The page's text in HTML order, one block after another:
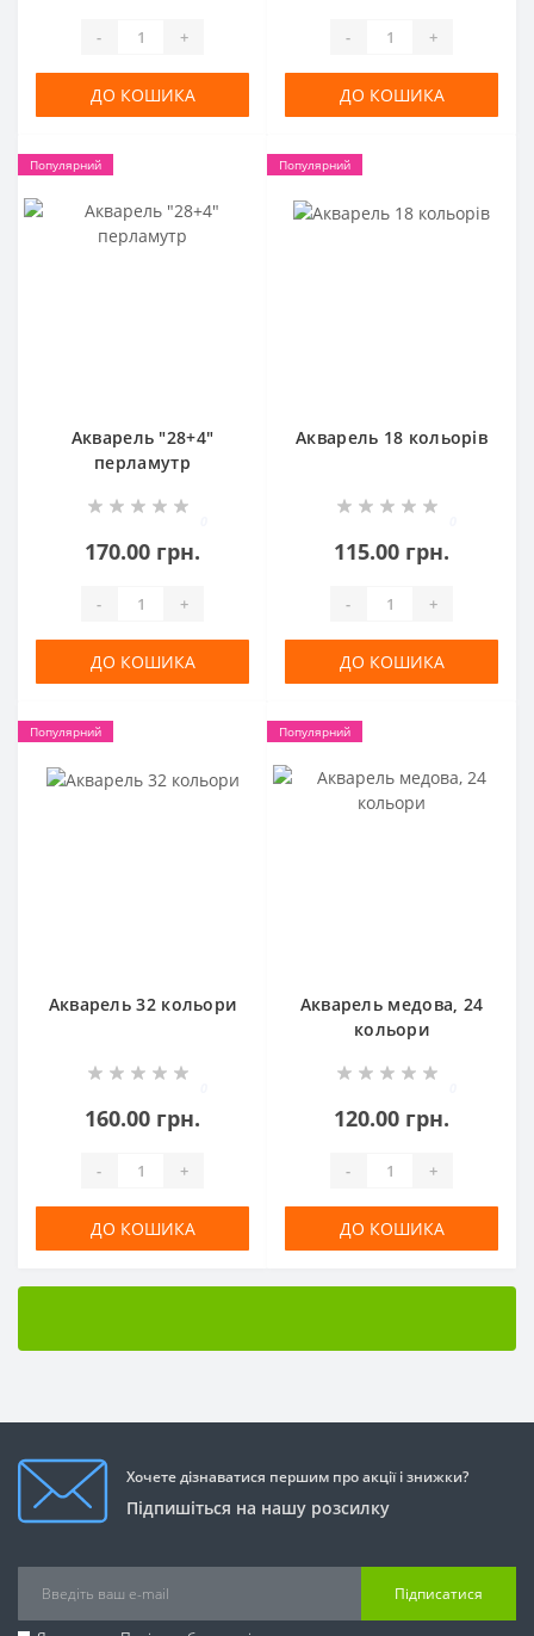
- +
ДО КОШИКА
- +
ДО КОШИКА
Популярний
Акварель "28+4"
перламутр
170.00 грн.
- +
ДО КОШИКА
Популярний
Акварель 18 кольорів
115.00 грн.
- +
ДО КОШИКА
Популярний
Акварель 32 кольори
160.00 грн.
- +
ДО КОШИКА
Популярний
Акварель медова, 24
кольори
120.00 грн.
- +
ДО КОШИКА
Хочете дізнаватися першим про акції і знижки?
Підпишіться на нашу розсилку
Підписатися